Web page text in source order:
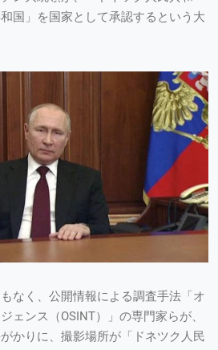
国」を国家として承認するという大
なく、公開情報による調査手法「オ
ェンス（OSINT）」の専門家らが、
かりに、撮影場所が「ドネツク人民